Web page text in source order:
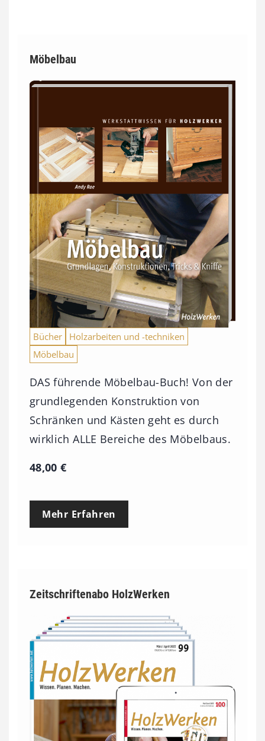
Möbelbau
Bücher
Holzarbeiten und -techniken
Möbelbau
DAS führende Möbelbau-Buch! Von der
grundlegenden Konstruktion von
Schränken und Kästen geht es durch
wirklich ALLE Bereiche des Möbelbaus.
48,00€
Mehr Erfahren
Zeitschriftenabo HolzWerken